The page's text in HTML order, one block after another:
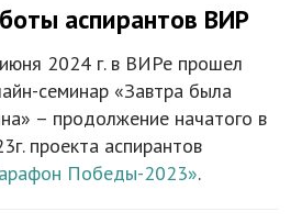
аспирантов ВИР
2024 г. в ВИРе прошел
семинар «Завтра была
– продолжение начатого в
проекта аспирантов
Победы-2023».